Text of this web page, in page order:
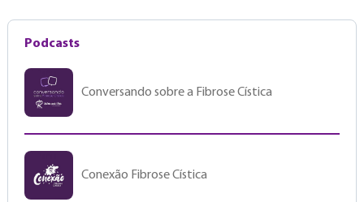
Podcasts
Conversando sobre a Fibrose Cística
Conexão Fibrose Cística